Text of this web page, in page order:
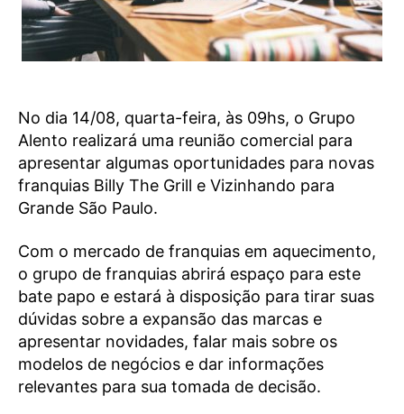
No dia 14/08, quarta-feira, às 09hs, o Grupo
Alento realizará uma reunião comercial para
apresentar algumas oportunidades para novas
franquias Billy The Grill e Vizinhando para
Grande São Paulo.
Com o mercado de franquias em aquecimento,
o grupo de franquias abrirá espaço para este
bate papo e estará à disposição para tirar suas
dúvidas sobre a expansão das marcas e
apresentar novidades, falar mais sobre os
modelos de negócios e dar informações
relevantes para sua tomada de decisão.